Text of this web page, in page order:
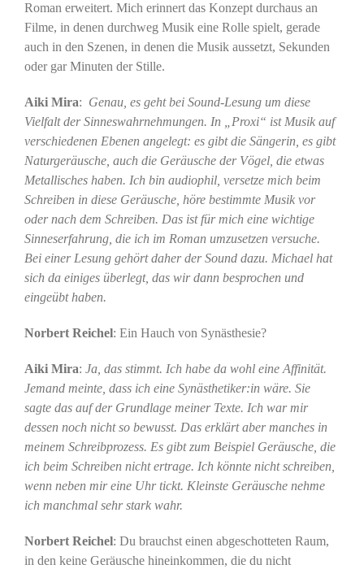
Roman erweitert. Mich erinnert das Konzept durchaus an
Filme, in denen durchweg Musik eine Rolle spielt, gerade
auch in den Szenen, in denen die Musik aussetzt, Sekunden
oder gar Minuten der Stille.
Aiki Mira: Genau, es geht bei Sound-Lesung um diese
Vielfalt der Sinneswahrnehmungen. In „Proxi“ ist Musik auf
verschiedenen Ebenen angelegt: es gibt die Sängerin, es gibt
Naturgeräusche, auch die Geräusche der Vögel, die etwas
Metallisches haben. Ich bin audiophil, versetze mich beim
Schreiben in diese Geräusche, höre bestimmte Musik vor
oder nach dem Schreiben. Das ist für mich eine wichtige
Sinneserfahrung, die ich im Roman umzusetzen versuche.
Bei einer Lesung gehört daher der Sound dazu. Michael hat
sich da einiges überlegt, das wir dann besprochen und
eingeübt haben.
Norbert Reichel: Ein Hauch von Synästhesie?
Aiki Mira: Ja, das stimmt. Ich habe da wohl eine Affinität.
Jemand meinte, dass ich eine Synästhetiker:in wäre. Sie
sagte das auf der Grundlage meiner Texte. Ich war mir
dessen noch nicht so bewusst. Das erklärt aber manches in
meinem Schreibprozess. Es gibt zum Beispiel Geräusche, die
ich beim Schreiben nicht ertrage. Ich könnte nicht schreiben,
wenn neben mir eine Uhr tickt. Kleinste Geräusche nehme
ich manchmal sehr stark wahr.
Norbert Reichel: Du brauchst einen abgeschotteten Raum,
in den keine Geräusche hineinkommen, die du nicht